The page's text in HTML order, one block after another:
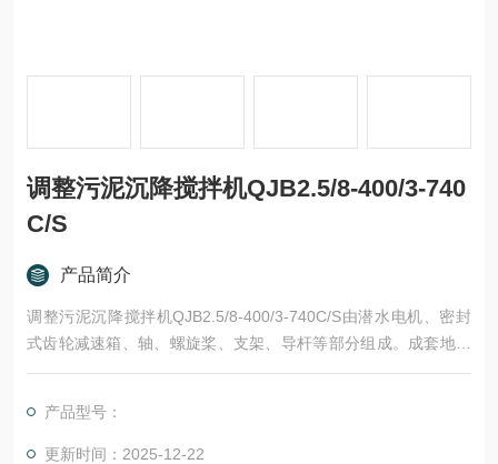
调整污泥沉降搅拌机QJB2.5/8-400/3-740
C/S
产品简介
调整污泥沉降搅拌机QJB2.5/8-400/3-740C/S由潜水电机、密封
式齿轮减速箱、轴、螺旋桨、支架、导杆等部分组成。成套地配
备牢固、有效及可靠运行所需的附件、紧固件、备品备件、保护
提升支架、提升葫芦、不锈钢提升链和吊钩等）。
产品型号：
更新时间：2025-12-22